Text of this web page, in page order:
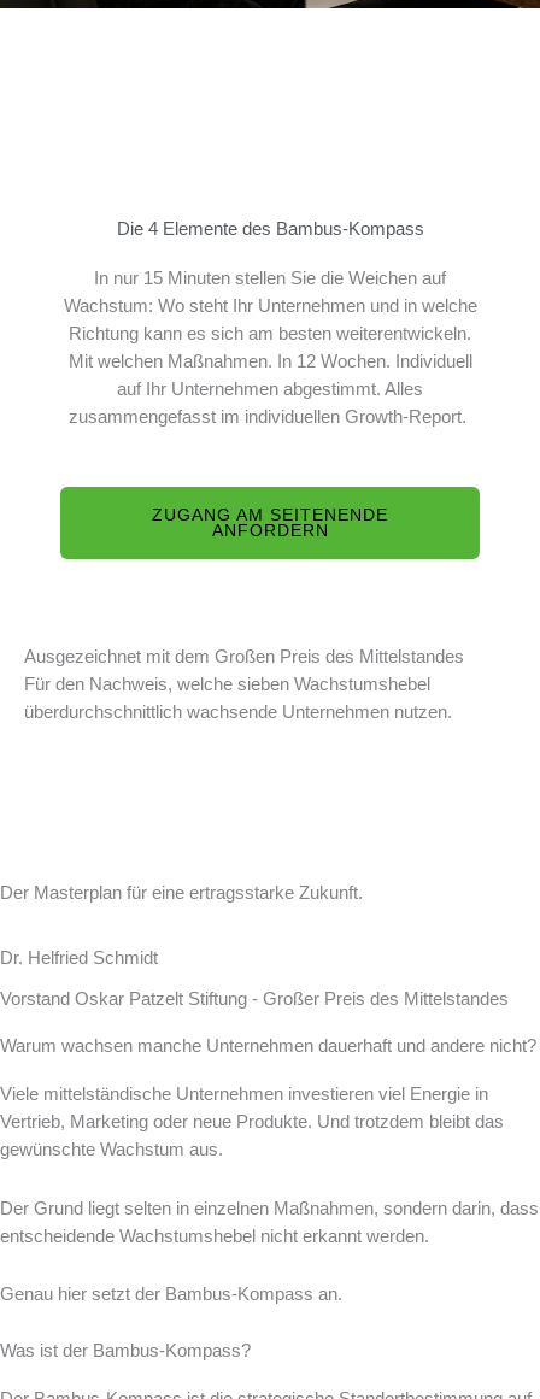
Die 4 Elemente des Bambus-Kompass
In nur 15 Minuten stellen Sie die Weichen auf
Wachstum: Wo steht Ihr Unternehmen und in welche
Richtung kann es sich am besten weiterentwickeln.
Mit welchen Maßnahmen. In 12 Wochen. Individuell
auf Ihr Unternehmen abgestimmt. Alles
zusammengefasst im individuellen Growth-Report.
ZUGANG AM SEITENENDE
ANFORDERN
Ausgezeichnet mit dem Großen Preis des Mittelstandes
Für den Nachweis, welche sieben Wachstumshebel
überdurchschnittlich wachsende Unternehmen nutzen.
Der Masterplan für eine ertragsstarke Zukunft.
Dr. Helfried Schmidt
Vorstand Oskar Patzelt Stiftung - Großer Preis des Mittelstandes
Warum wachsen manche Unternehmen dauerhaft und andere nicht?
Viele mittelständische Unternehmen investieren viel Energie in
Vertrieb, Marketing oder neue Produkte. Und trotzdem bleibt das
gewünschte Wachstum aus.
Der Grund liegt selten in einzelnen Maßnahmen, sondern darin, dass
entscheidende Wachstumshebel nicht erkannt werden.
Genau hier setzt der Bambus-Kompass an.
Was ist der Bambus-Kompass?